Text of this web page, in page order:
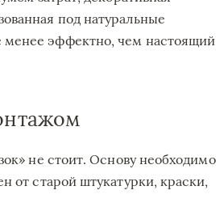
под натуральные
менее эффектно, чем настоящий
не стоит. Основу необходимо
от старой штукатурки, краски,